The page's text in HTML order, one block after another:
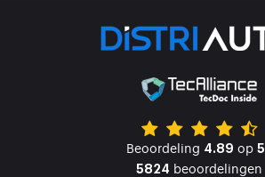
Beoordeling 4.89 op 5
5824 beoordelingen